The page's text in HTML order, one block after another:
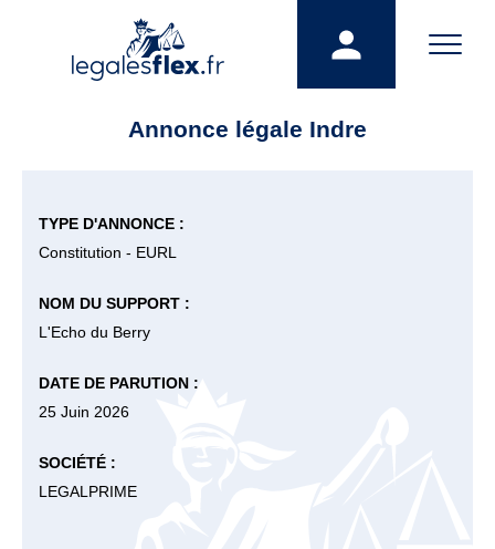
Annonce légale Indre
TYPE D'ANNONCE :
Constitution - EURL
NOM DU SUPPORT :
L'Echo du Berry
DATE DE PARUTION :
25 Juin 2026
SOCIÉTÉ :
LEGALPRIME